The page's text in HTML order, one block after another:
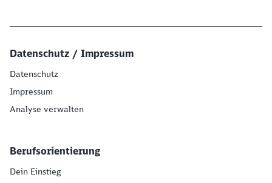
Datenschutz / Impressum
Datenschutz
Impressum
Analyse verwalten
Berufsorientierung
Dein Einstieg